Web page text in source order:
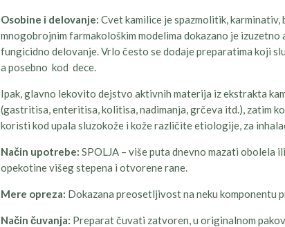
Osobine i delovanje: Cvet kamilice je spazmolitik,
mnogobrojnim farmakološkim modelima dokazano je
fungicidno delovanje. Vrlo često se dodaje preparatima koji
a posebno kod dece.
Ipak, glavno lekovito dejstvo aktivnih materija iz ekstrakta
(gastritisa, enteritisa, kolitisa, nadimanja, grčeva itd.), zatim
koristi kod upala sluzokože i kože različite etiologije, za
Način upotrebe: SPOLJA – više puta dnevno mazati obolela
opekotine višeg stepena i otvorene rane.
Mere opreza: Dokazana preosetljivost na neku komponentu
Način čuvanja: Preparat čuvati zatvoren, u originalnom